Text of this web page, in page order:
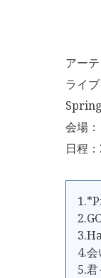
アー
ライ
会場
日程
4.
5.君